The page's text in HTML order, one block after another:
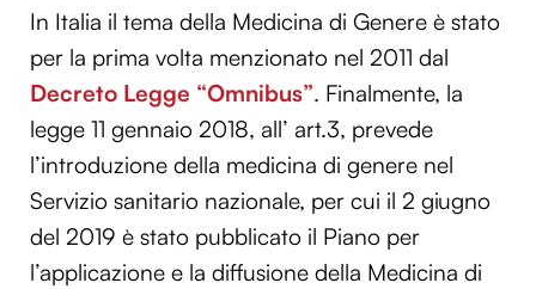
In Italia il tema della Medicina di Genere è stato
per la prima volta menzionato nel 2011 dal
Decreto Legge “Omnibus”. Finalmente, la
legge 11 gennaio 2018, all’ art.3, prevede
l’introduzione della medicina di genere nel
Servizio sanitario nazionale, per cui il 2 giugno
del 2019 è stato pubblicato il Piano per
l’applicazione e la diffusione della Medicina di